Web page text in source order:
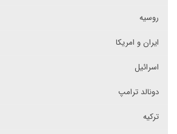
روسیه
ایران و امریکا
اسرائیل
دونالد ترامپ
ترکیه